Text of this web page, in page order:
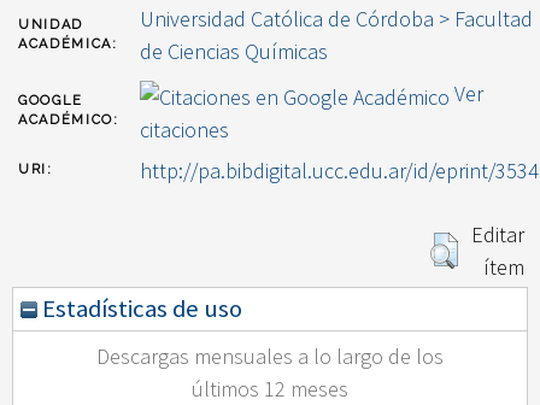
UNIDAD
ACADÉMICA:
Universidad Católica de Córdoba > Facultad
de Ciencias Químicas
GOOGLE
ACADÉMICO:
Ver
citaciones
URI: http://pa.bibdigital.ucc.edu.ar/id/eprint/3534
Editar
ítem
Estadísticas de uso
Descargas mensuales a lo largo de los
últimos 12 meses